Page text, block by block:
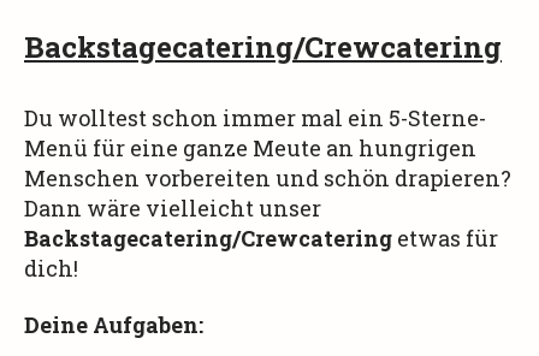
Backstagecatering/Crewcatering
Du wolltest schon immer mal ein 5-Sterne-
Menü für eine ganze Meute an hungrigen
Menschen vorbereiten und schön drapieren?
Dann wäre vielleicht unser
Backstagecatering/Crewcatering etwas für
dich!
Deine Aufgaben: